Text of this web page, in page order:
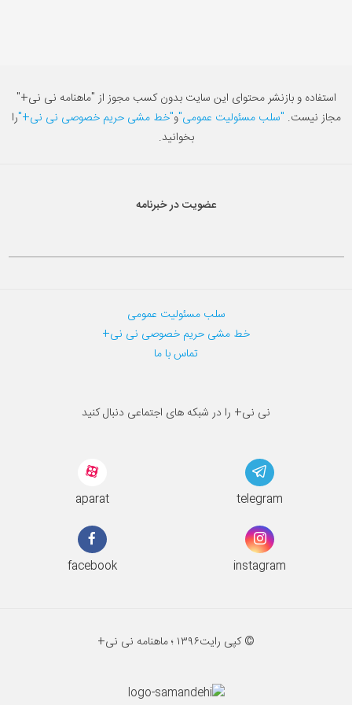
استفاده و بازنشر محتوای این سایت بدون کسب مجوز از "ماهنامه نی نی+"
مجاز نیست. "سلب مسئولیت عمومی"و"خط مشی حریم خصوصی نی نی+"را
بخوانید.
عضویت در خبرنامه
سلب مسئولیت عمومی
خط مشی حریم خصوصی نی نی+
تماس با ما
نی نی+ را در شبکه های اجتماعی دنبال کنید
aparat telegram
facebook instagram
© کپی رایت۱۳۹۶ ؛ ماهنامه نی نی+